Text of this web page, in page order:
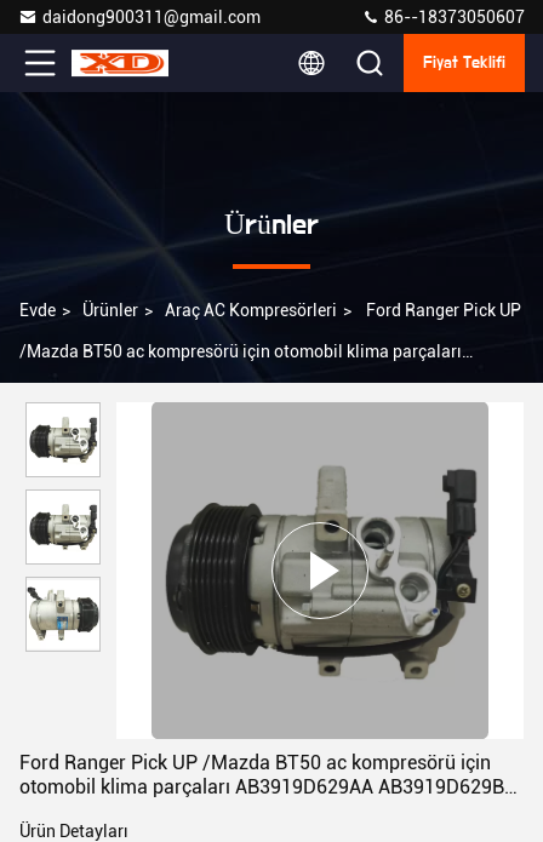
daidong900311@gmail.com 86--18373050607
Fiyat Teklifi
Ürünler
Evde > Ürünler > Araç AC Kompresörleri > Ford Ranger Pick UP
/Mazda BT50 ac kompresörü için otomobil klima parçaları
Ford Ranger Pick UP /Mazda BT50 ac kompresörü için
otomobil klima parçaları AB3919D629AA AB3919D629BB
Ürün Detayları